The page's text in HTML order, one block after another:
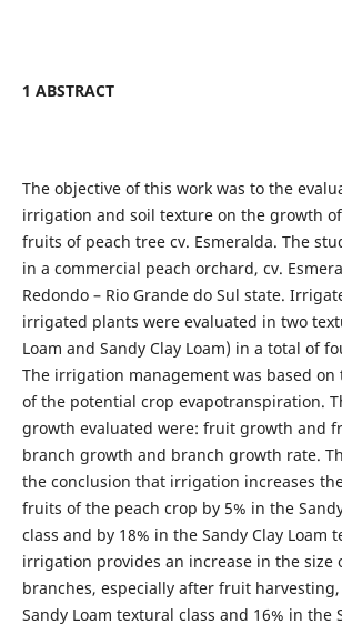
1 ABSTRACT
The objective of this work was to the
irrigation and soil texture on the growth
fruits of peach tree cv. Esmeralda. The
in a commercial peach orchard, cv.
Redondo – Rio Grande do Sul state.
irrigated plants were evaluated in two
Loam and Sandy Clay Loam) in a total of
The irrigation management was based
of the potential crop evapotranspiration.
growth evaluated were: fruit growth and
branch growth and branch growth rate.
the conclusion that irrigation increases
fruits of the peach crop by 5% in the
class and by 18% in the Sandy Clay Loam
irrigation provides an increase in the size
branches, especially after fruit
Sandy Loam textural class and 16% in the